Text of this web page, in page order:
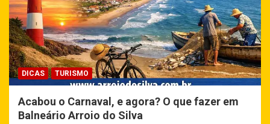
DICAS TURISMO
Acabou o Carnaval, e agora? O que fazer em
Balneário Arroio do Silva